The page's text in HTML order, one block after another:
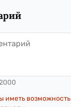
иметь возможность